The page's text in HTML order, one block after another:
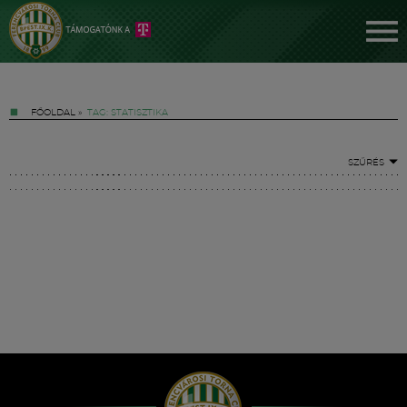
FŐOLDAL » TAG: STATISZTIKA
SZŰRÉS
Hírek